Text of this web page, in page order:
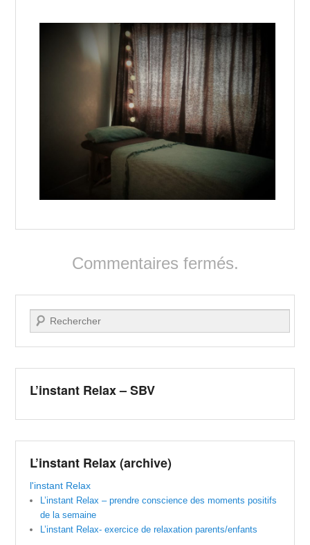
Commentaires fermés.
Recherche
L’instant Relax – SBV
L’instant Relax (archive)
l'instant Relax
L’instant Relax – prendre conscience des moments positifs
de la semaine
L’instant Relax- exercice de relaxation parents/enfants